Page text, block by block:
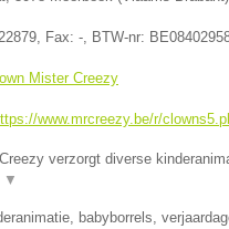
, Fax: -, BTW-nr:
Mister Creezy
www.mrcreezy.be/r/
verzorgt diverse
▼
babyborrels,